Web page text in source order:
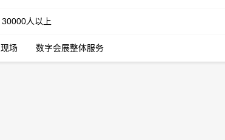
30000人以上
场 数字会展整体服务